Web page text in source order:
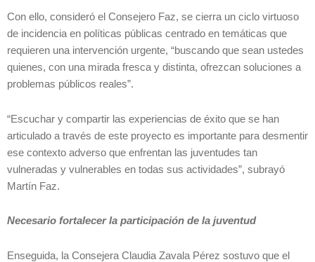
Con ello, consideró el Consejero Faz, se cierra un ciclo virtuoso
de incidencia en políticas públicas centrado en temáticas que
requieren una intervención urgente, “buscando que sean ustedes
quienes, con una mirada fresca y distinta, ofrezcan soluciones a
problemas públicos reales”.
“Escuchar y compartir las experiencias de éxito que se han
articulado a través de este proyecto es importante para desmentir
ese contexto adverso que enfrentan las juventudes tan
vulneradas y vulnerables en todas sus actividades”, subrayó
Martín Faz.
Necesario fortalecer la participación de la juventud
Enseguida, la Consejera Claudia Zavala Pérez sostuvo que el